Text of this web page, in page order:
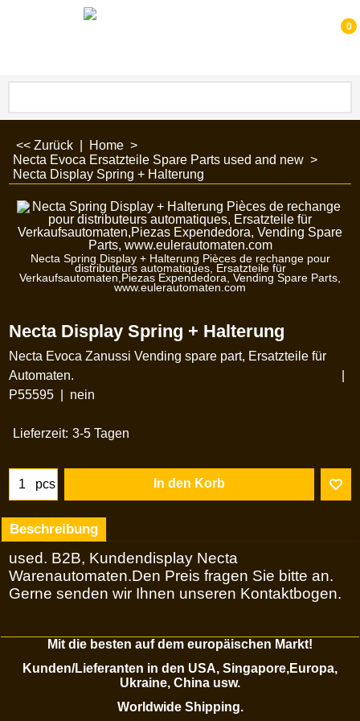
0
<< Zurück Home >
Necta Evoca Ersatzteile Spare Parts used and new >
Necta Display Spring + Halterung
Necta Spring Display + Halterung Pièces de rechange pour
distributeurs automatiques, Ersatzteile für
Verkaufsautomaten,Piezas Expendedora, Vending Spare Parts,
www.eulerautomaten.com
Necta Display Spring + Halterung
Necta Evoca Zanussi Vending spare part, Ersatzteile für
Automaten.
P55595
nein
Lieferzeit: 3-5 Tagen
pcs In den Korb
Beschreibung
used. B2B, Kundendisplay Necta
Warenautomaten.Den Preis fragen Sie bitte an.
Gerne senden wir Ihnen unseren Kontaktbogen.
Mit die besten auf dem europäischen Markt!
Kunden/Lieferanten in den USA, Singapore,Europa,
Ukraine, China usw.
Worldwide Shipping.